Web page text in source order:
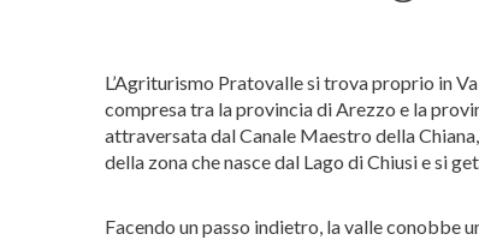
L’Agriturismo Pratovalle si trova proprio in
compresa tra la provincia di Arezzo e la
attraversata dal Canale Maestro della
della zona che nasce dal Lago di Chiusi e si
Facendo un passo indietro, la valle conobbe